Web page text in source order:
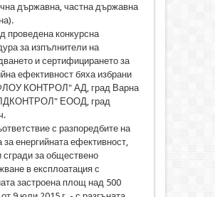
държавна, частна държавна
конкурсна
за изпълнители на
и сертифицирането за
ефективност бяха избрани
КОНТРОЛ" АД, град Варна
ЕООД, град
с разпоредбите на
за енергийната ефективност,
сгради за обществено
в експлоатация с
застроена площ над 500